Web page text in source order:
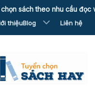
sách theo nhu cầu đọc
thiệuBlog Liên hệ